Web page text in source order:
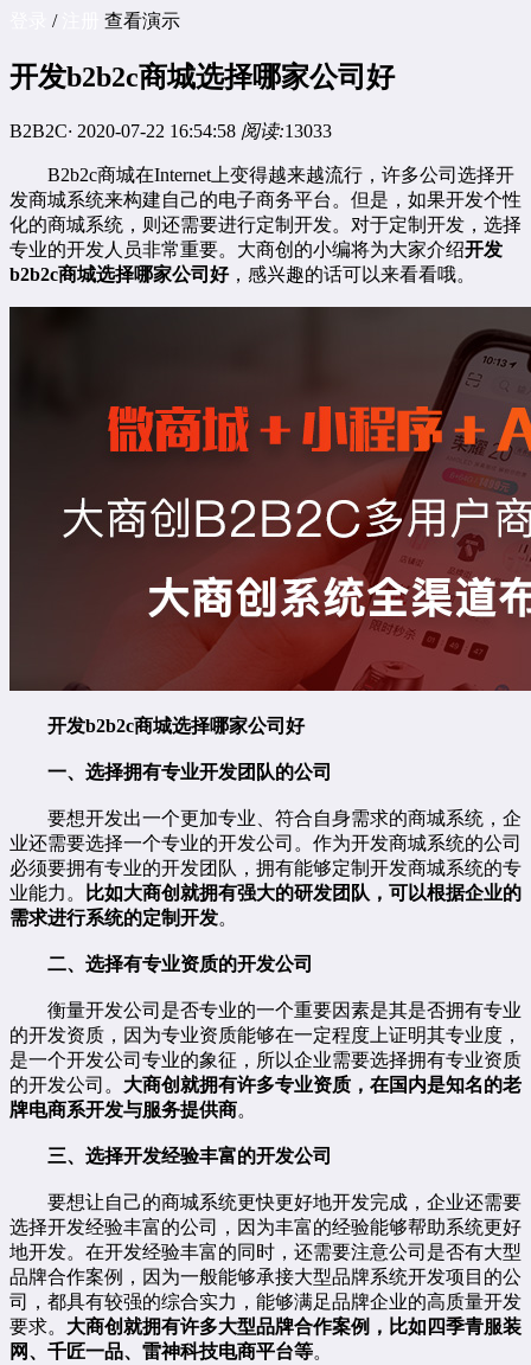
/注册 查看演示
开发b2b2c商城选择哪家公司好
B2B2C· 2020-07-22 16:54:58 阅读:13033
B2b2c商城在Internet上变得越来越流行，许多公司选择开
发商城系统来构建自己的电子商务平台。但是，如果开发个性
化的商城系统，则还需要进行定制开发。对于定制开发，选择
专业的开发人员非常重要。大商创的小编将为大家介绍开发
b2b2c商城选择哪家公司好，感兴趣的话可以来看看哦。
开发b2b2c商城选择哪家公司好
一、选择拥有专业开发团队的公司
要想开发出一个更加专业、符合自身需求的商城系统，企
业还需要选择一个专业的开发公司。作为开发商城系统的公司
必须要拥有专业的开发团队，拥有能够定制开发商城系统的专
业能力。
比如大商创就拥有强大的研发团队，可以根据企业的
需求进行系统的定制开发。
二、选择有专业资质的开发公司
衡量开发公司是否专业的一个重要因素是其是否拥有专业
的开发资质，因为专业资质能够在一定程度上证明其专业度，
是一个开发公司专业的象征，所以企业需要选择拥有专业资质
的开发公司。 大商创就拥有许多专业资质，在国内是知名的老
牌电商系开发与服务提供商。
三、选择开发经验丰富的开发公司
要想让自己的商城系统更快更好地开发完成，企业还需要
选择开发经验丰富的公司，因为丰富的经验能够帮助系统更好
地开发。在开发经验丰富的同时，还需要注意公司是否有大型
品牌合作案例，因为一般能够承接大型品牌系统开发项目的公
司，都具有较强的综合实力，能够满足品牌企业的高质量开发
要求。 大商创就拥有许多大型品牌合作案例，比如四季青服装
网、 千匠一品、雷神科技电商平台等。